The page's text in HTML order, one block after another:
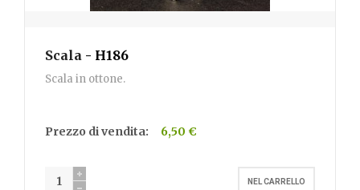
Scala - H186
Scala in ottone.
Prezzo di vendita: 6,50 €